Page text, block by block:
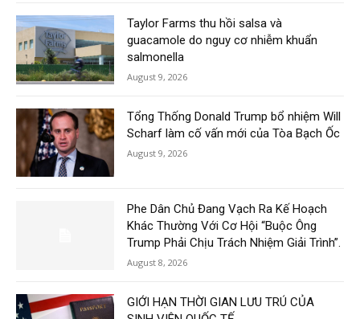
Taylor Farms thu hồi salsa và
guacamole do nguy cơ nhiễm khuẩn
salmonella
August 9, 2026
Tổng Thống Donald Trump bổ nhiệm Will
Scharf làm cố vấn mới của Tòa Bạch Ốc
August 9, 2026
Phe Dân Chủ Đang Vạch Ra Kế Hoạch
Khác Thường Với Cơ Hội “Buộc Ông
Trump Phải Chịu Trách Nhiệm Giải Trình”.
August 8, 2026
GIỚI HẠN THỜI GIAN LƯU TRÚ CỦA